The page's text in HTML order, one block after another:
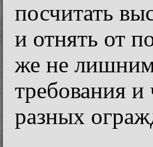
посчитать
и отнять от
же не лишним
требования и
разных